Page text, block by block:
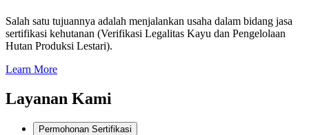
Salah satu tujuannya adalah menjalankan usaha dalam bidang jasa
sertifikasi kehutanan (Verifikasi Legalitas Kayu dan Pengelolaan
Hutan Produksi Lestari).
Learn More
Layanan Kami
Permohonan Sertifikasi